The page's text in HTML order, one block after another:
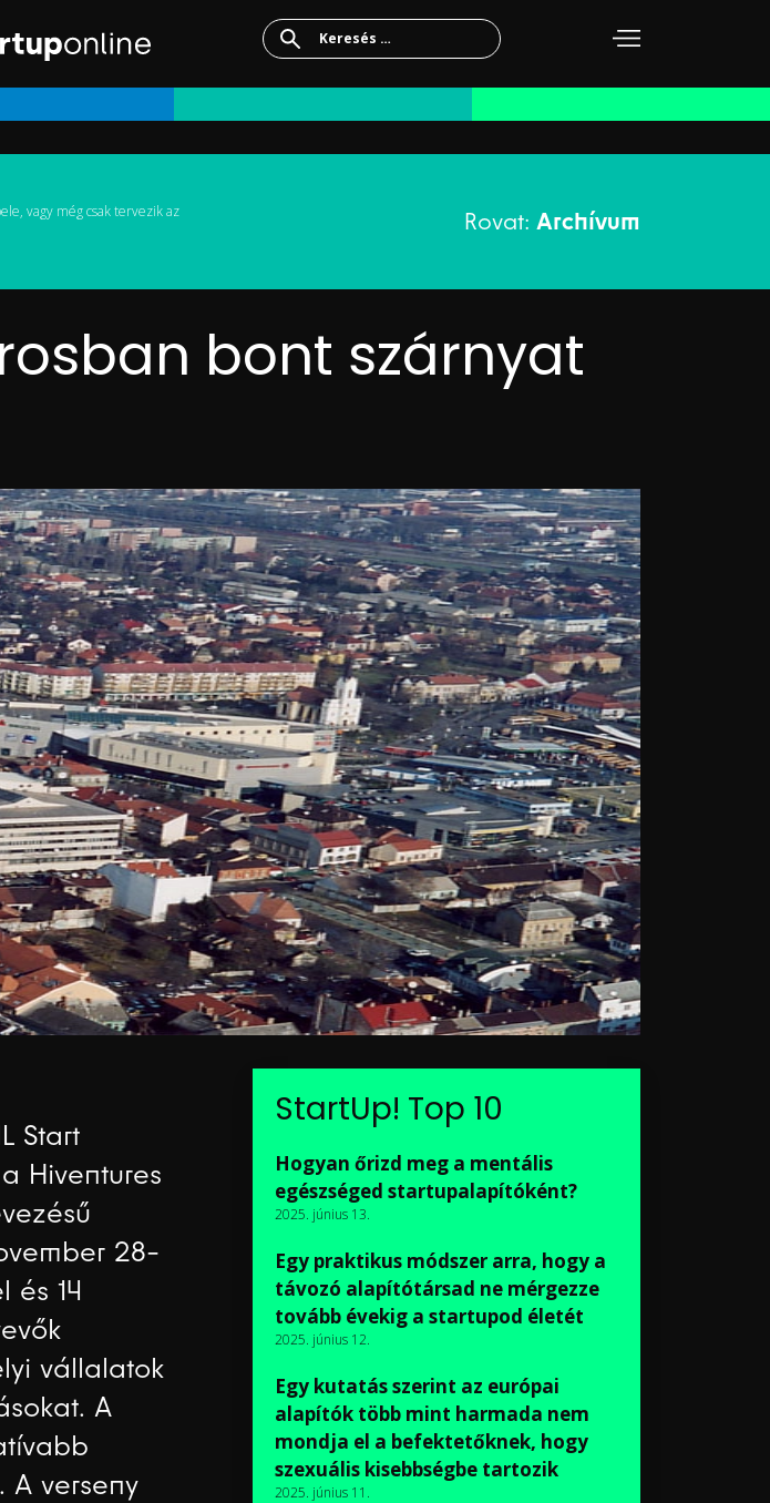
Keresés:
vagy még csak tervezik az
Rovat: Archívum
bont szárnyat
Start
Hiventures
28-
és 14
vállalatok
A
A verseny
StartUp! Top 10
Hogyan őrizd meg a mentális
egészséged startupalapítóként?
2025. június 13.
Egy praktikus módszer arra, hogy a
távozó alapítótársad ne mérgezze
tovább évekig a startupod életét
2025. június 12.
Egy kutatás szerint az európai
alapítók több mint harmada nem
mondja el a befektetőknek, hogy
szexuális kisebbségbe tartozik
2025. június 11.